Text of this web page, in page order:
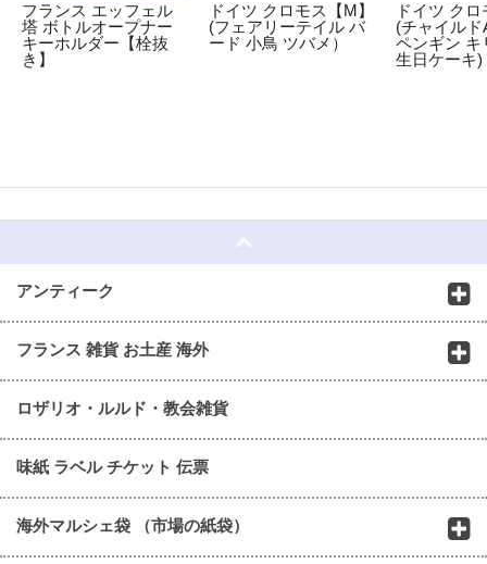
フランス エッフェル
塔 ボトルオープナー
キーホルダー【栓抜
き】
ドイツ クロモス【M】
(フェアリーテイル バ
ード 小鳥 ツバメ）
ドイツ ク
(チャイルド
ペンギン キ
生日ケーキ)
アンティーク
フランス 雑貨 お土産 海外
ロザリオ・ルルド・教会雑貨
味紙 ラベル チケット 伝票
海外マルシェ袋 （市場の紙袋）